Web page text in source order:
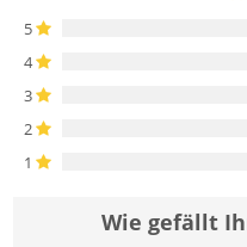
5
4
3
2
1
Wie gefällt